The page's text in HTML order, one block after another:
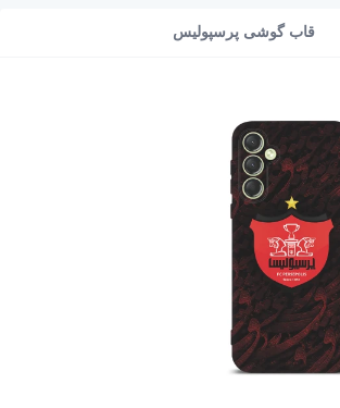
قاب گوشی پرسپولیس